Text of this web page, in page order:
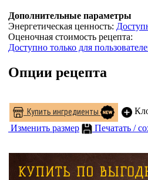
Дополнительные параметры
Энергетическая ценность:
Оценочная стоимость рецепта:
Доступно только для
Опции рецепта
Купить ингредиенты
Изменить размер
Печатать /